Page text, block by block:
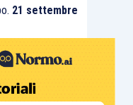
21 settembre